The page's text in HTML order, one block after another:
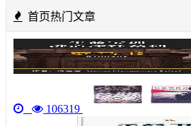
首页热门文章
106319